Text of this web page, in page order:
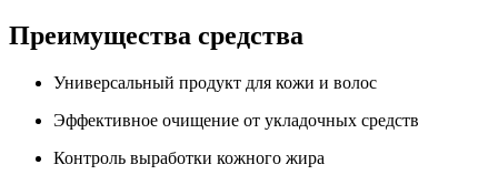
Преимущества средства
Универсальный продукт для кожи и волос
Эффективное очищение от укладочных средств
Контроль выработки кожного жира